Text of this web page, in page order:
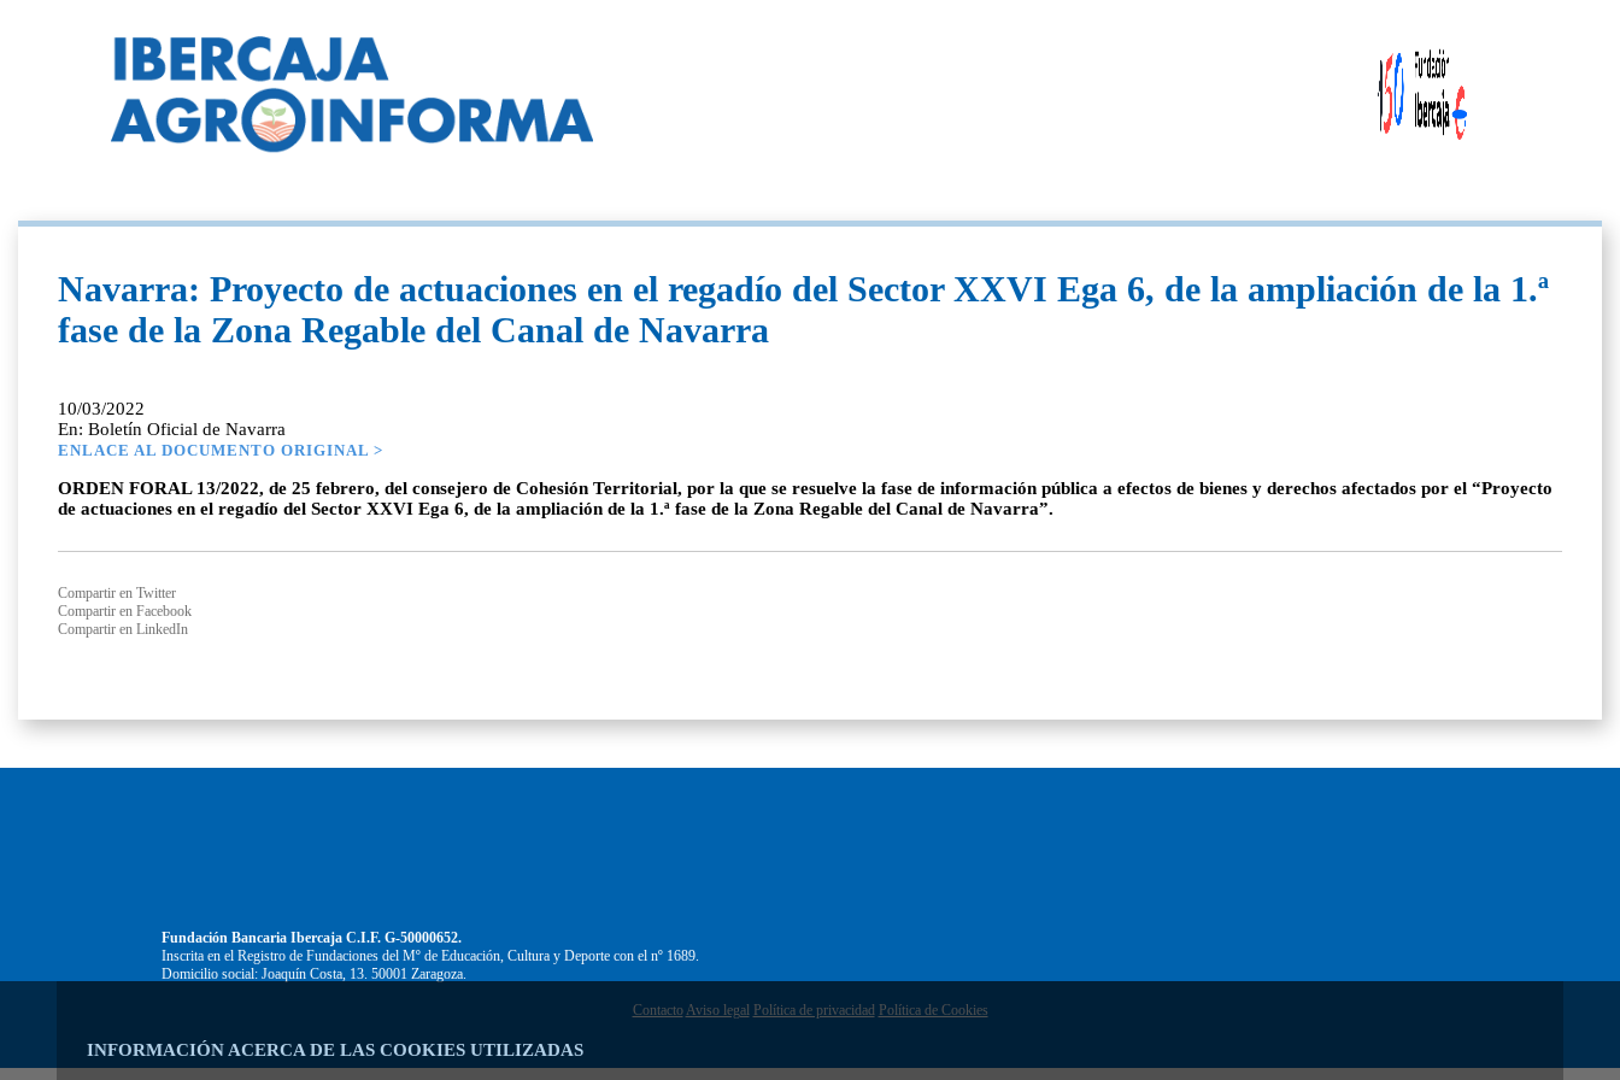
INFORMACIÓN ACERCA DE LAS COOKIES UTILIZADAS
Navarra: Proyecto de actuaciones en el regadío del Sector XXVI Ega 6, de la ampliación de la 1.ª
fase de la Zona Regable del Canal de Navarra
10/03/2022
En: Boletín Oficial de Navarra
ENLACE AL DOCUMENTO ORIGINAL >
ORDEN FORAL 13/2022, de 25 febrero, del consejero de Cohesión Territorial, por la que se resuelve la fase de información pública a efectos de bienes y derechos afectados por el “Proyecto
de actuaciones en el regadío del Sector XXVI Ega 6, de la ampliación de la 1.ª fase de la Zona Regable del Canal de Navarra”.
Compartir en Twitter
Compartir en Facebook
Compartir en LinkedIn
Fundación Bancaria Ibercaja C.I.F. G-50000652.
Inscrita en el Registro de Fundaciones del Mº de Educación, Cultura y Deporte con el nº 1689.
Domicilio social: Joaquín Costa, 13. 50001 Zaragoza.
Contacto Aviso legal Política de privacidad Política de Cookies